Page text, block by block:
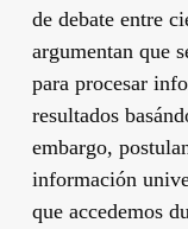
de debate entre
argumentan que
para procesar
resultados
embargo,
información
que accedemos